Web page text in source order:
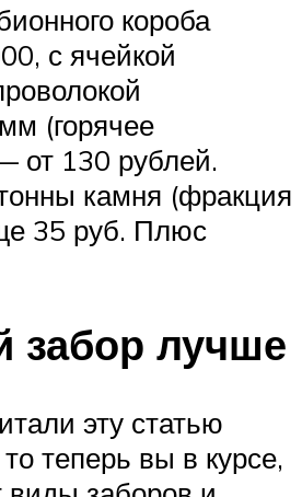
короба
с ячейкой
(горячее
от 130 рублей.
камня (фракция
35 руб. Плюс
забор лучше
эту статью
теперь вы в курсе,